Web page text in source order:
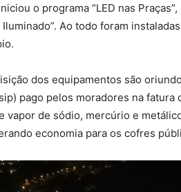
o programa “LED nas
Ao todo foram
dos equipamentos são
pago pelos moradores na
vapor de sódio, mercúrio e
economia para os cofres